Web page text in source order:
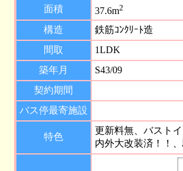
面積
37.6m2
構造
鉄筋ｺﾝｸﾘｰﾄ造
間取
1LDK
築年月
S43/09
契約期間
バス停最寄施設
特色
更新料無、バスト
内外大改装済！！